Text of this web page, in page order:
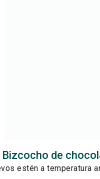
de
estén a temperatura